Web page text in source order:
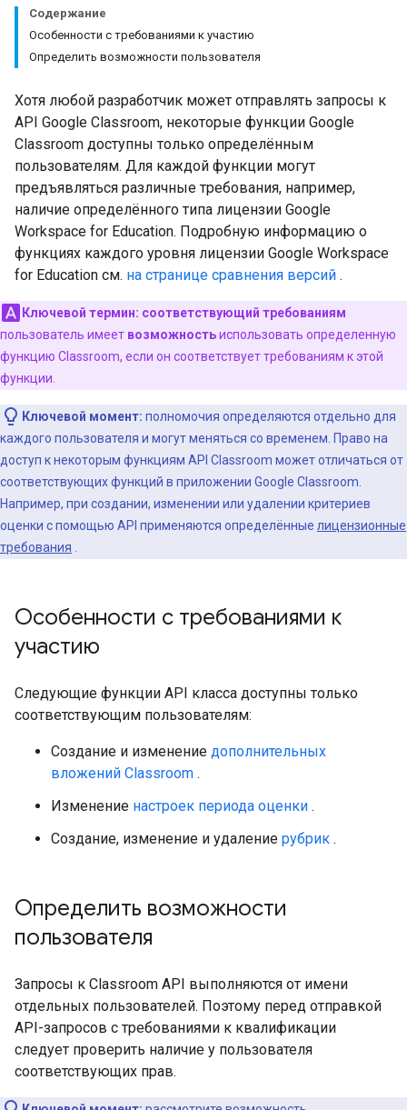
Содержание
Особенности с требованиями к участию
Определить возможности пользователя
Хотя любой разработчик может отправлять запросы к
API Google Classroom, некоторые функции Google
Classroom доступны только определённым
пользователям. Для каждой функции могут
предъявляться различные требования, например,
наличие определённого типа лицензии Google
Workspace for Education. Подробную информацию о
функциях каждого уровня лицензии Google Workspace
for Education см. на странице сравнения версий .
Ключевой термин: соответствующий требованиям
пользователь имеет возможностьиспользовать определенную
функцию Classroom, если он соответствует требованиям к этой
функции.
Ключевой момент: полномочия определяются отдельно для
каждого пользователя и могут меняться со временем. Право на
доступ к некоторым функциям API Classroom может отличаться от
соответствующих функций в приложении Google Classroom.
Например, при создании, изменении или удалении критериев
оценки с помощью API применяются определённые лицензионные
требования
Особенности с требованиями к
участию
Следующие функции API класса доступны только
соответствующим пользователям:
Создание и изменение дополнительных
вложений Classroom .
Изменение настроек периода оценки .
Создание, изменение и удаление рубрик .
Определить возможности
пользователя
Запросы к Classroom API выполняются от имени
отдельных пользователей. Поэтому перед отправкой
API-запросов с требованиями к квалификации
следует проверить наличие у пользователя
соответствующих прав.